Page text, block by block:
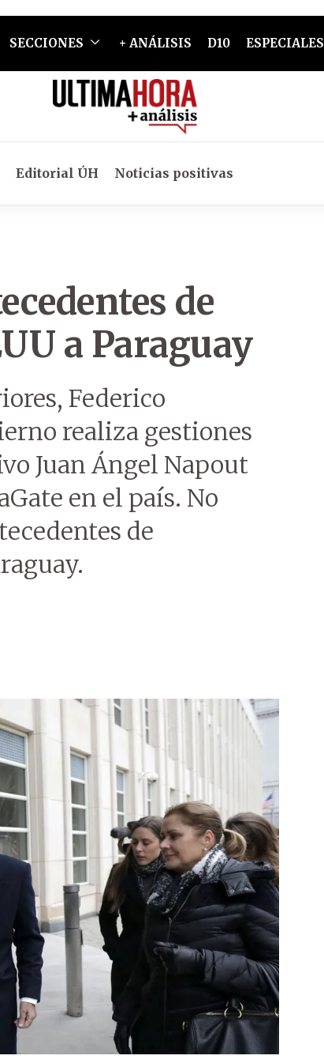
SECCIONES + ANÁLISIS D10 ESPECIALES
Editorial ÚH Noticias positivas
de
a Paraguay
Federico
realiza gestiones
Juan Ángel Napout
en el país. No
de